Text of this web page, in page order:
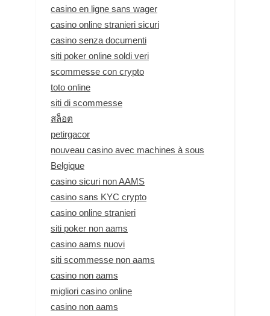
casino en ligne sans wager
casino online stranieri sicuri
casino senza documenti
siti poker online soldi veri
scommesse con crypto
toto online
siti di scommesse
สล็อต
petirgacor
nouveau casino avec machines à sous
Belgique
casino sicuri non AAMS
casino sans KYC crypto
casino online stranieri
siti poker non aams
casino aams nuovi
siti scommesse non aams
casino non aams
migliori casino online
casino non aams